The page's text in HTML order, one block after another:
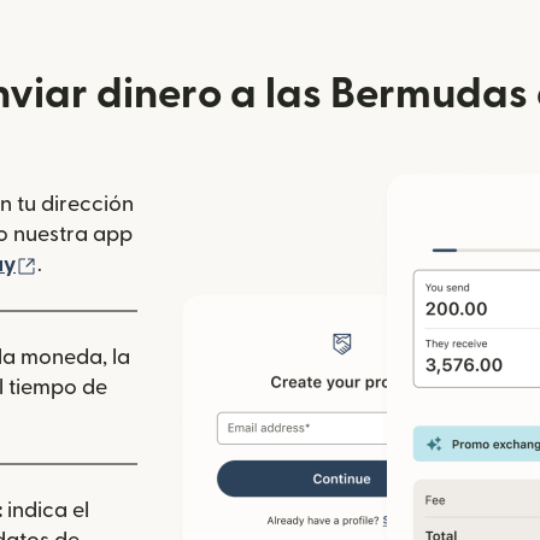
dinero a las
tu dirección
abre en una ventana nueva)
nuestra app
nueva)
.
moneda, la
tiempo de
indica el